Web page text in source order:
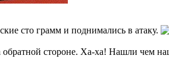
сто грамм и поднимались в атаку.
стороне. Ха-ха! Нашли чем